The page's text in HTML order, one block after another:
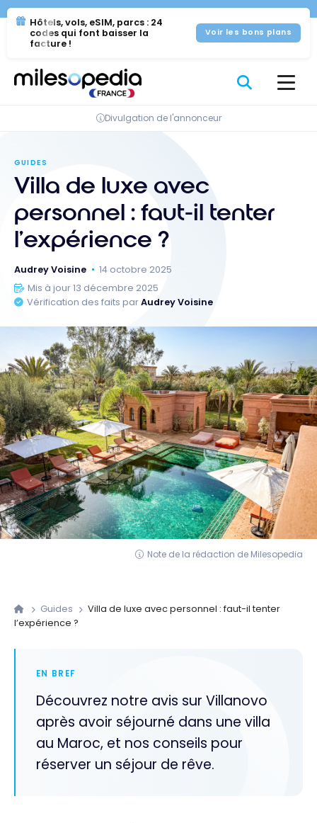
Panneau de gestion des cookies
Se
rendreHôtels, vols, eSIM, parcs : 24
codes qui font baisser la
facture !
Voir les bons plans
Divulgation de l'annonceur
GUIDES
Villa de luxe avec
personnel : faut-il tenter
l’expérience ?
Audrey Voisine
14 octobre 2025
Mis à jour 13 décembre 2025
Vérification des faits parAudrey Voisine
Note de la rédaction de Milesopedia
Guides
Villa de luxe avec personnel : faut-il tenter
l’expérience ?
EN BREF
Découvrez notre avis sur Villanovo
après avoir séjourné dans une villa
au Maroc, et nos conseils pour
réserver un séjour de rêve.